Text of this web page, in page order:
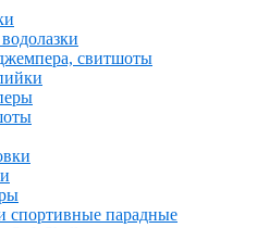
свитшоты
спортивные парадные